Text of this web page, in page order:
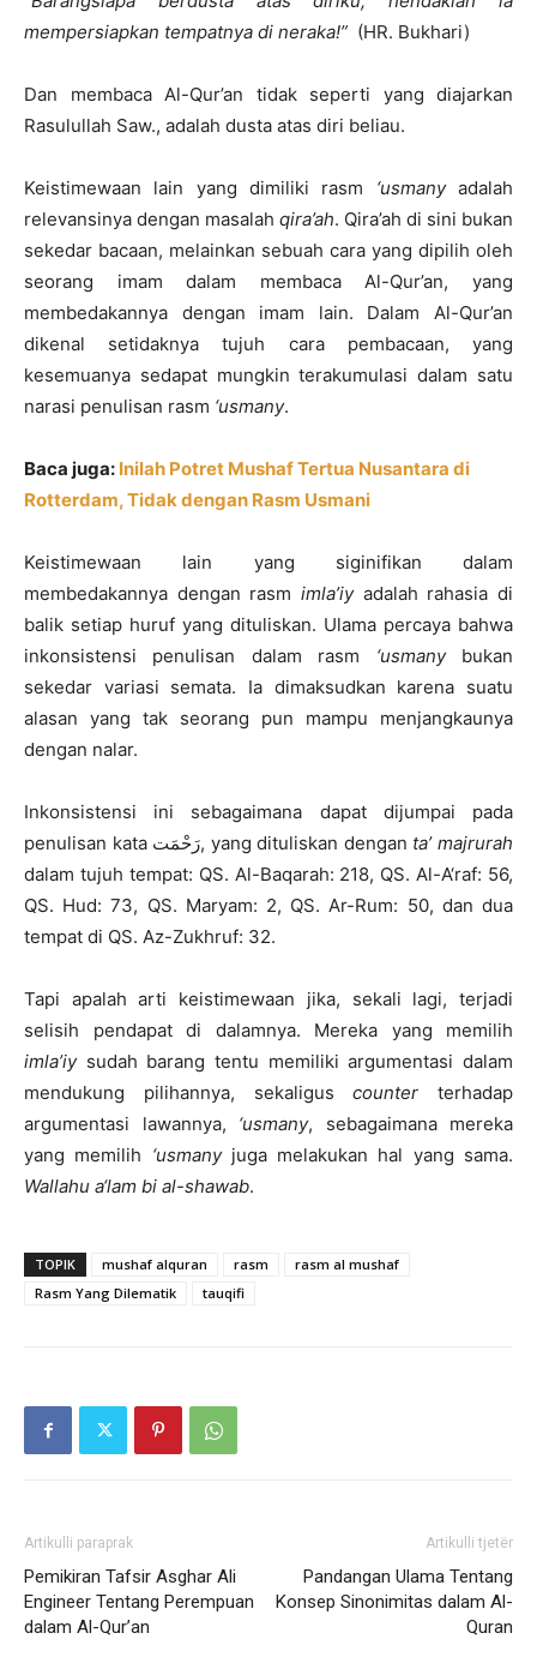
mempersiapkan tempatnya di neraka!” (HR. Bukhari)
Dan membaca Al-Qur’an tidak seperti yang diajarkan
Rasulullah Saw., adalah dusta atas diri beliau.
Keistimewaan lain yang dimiliki rasm ‘usmanyadalah
relevansinya dengan masalah qira’ah. Qira’ah di sini bukan
sekedar bacaan, melainkan sebuah cara yang dipilih oleh
seorang imam dalam membaca Al-Qur’an, yang
membedakannya dengan imam lain. Dalam Al-Qur’an
dikenal setidaknya tujuh cara pembacaan, yang
kesemuanya sedapat mungkin terakumulasi dalam satu
narasi penulisan rasm ‘usmany.
Baca juga: Inilah Potret Mushaf Tertua Nusantara di
Rotterdam, Tidak dengan Rasm Usmani
Keistimewaan lain yang siginifikan dalam
membedakannya dengan rasm imla’iy adalah rahasia di
balik setiap huruf yang dituliskan. Ulama percaya bahwa
inkonsistensi penulisan dalam rasm ‘usmany bukan
sekedar variasi semata. Ia dimaksudkan karena suatu
alasan yang tak seorang pun mampu menjangkaunya
dengan nalar.
Inkonsistensi ini sebagaimana dapat dijumpai pada
penulisan kata رَحْمَت, yang dituliskan dengan ta’ majrurah
dalam tujuh tempat: QS. Al-Baqarah: 218, QS. Al-A‘raf: 56,
QS. Hud: 73, QS. Maryam: 2, QS. Ar-Rum: 50, dan dua
tempat di QS. Az-Zukhruf: 32.
Tapi apalah arti keistimewaan jika, sekali lagi, terjadi
selisih pendapat di dalamnya. Mereka yang memilih
imla’iy sudah barang tentu memiliki argumentasi dalam
mendukung pilihannya, sekaliguscounter terhadap
argumentasi lawannya, ‘usmany, sebagaimana mereka
yang memilih ‘usmany juga melakukan hal yang sama.
Wallahu a‘lam bi al-shawab.
TOPIK mushaf alquran rasm
rasm al mushaf
Rasm Yang Dilematik
tauqifi
Artikulli paraprak
Pemikiran Tafsir Asghar Ali
Engineer Tentang Perempuan
dalam Al-Qur’an
Artikulli tjetër
Pandangan Ulama Tentang
Konsep Sinonimitas dalam Al-
Quran